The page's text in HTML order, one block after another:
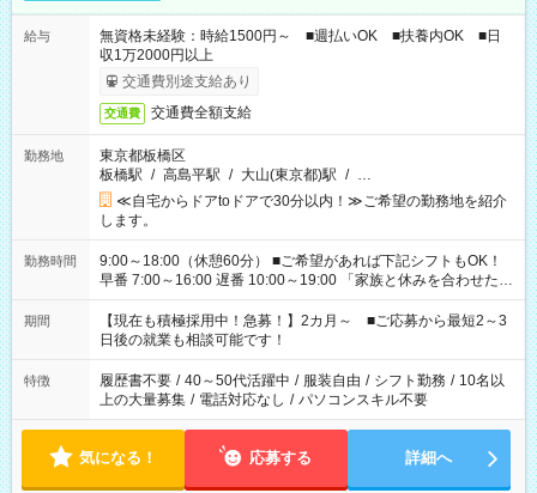
給与
無資格未経験：時給1500円～ ■週払いOK ■扶養内OK ■日
収1万2000円以上
交通費別途支給あり
交通費 交通費全額支給
勤務地
東京都板橋区
板橋駅 / 高島平駅 / 大山(東京都)駅 / …
≪自宅からドアtoドアで30分以内！≫ご希望の勤務地を紹介
します。
勤務時間
9:00～18:00（休憩60分） ■ご希望があれば下記シフトもOK！
早番 7:00～16:00 遅番 10:00～19:00 「家族と休みを合わせた
い」 「余裕を持って夕飯の準備がしたい」 「できれば残業はし
たくない」 など、ご希望を教えてくださいね。 ※Wワーク希望
の方へ 今ご覧のお仕事で希望する勤務時間と、もう1つのお仕事
の勤務時間。 合計で週40時間を超える場合は応募できません。
期間
【現在も積極採用中！急募！】2カ月～ ■ご応募から最短2～3
日後の就業も相談可能です！
特徴 履歴書不要 / 40～50代活躍中 / 服装自由 / シフト勤務 / 10名以
上の大量募集 / 電話対応なし / パソコンスキル不要
気になる！ 応募する 詳細へ